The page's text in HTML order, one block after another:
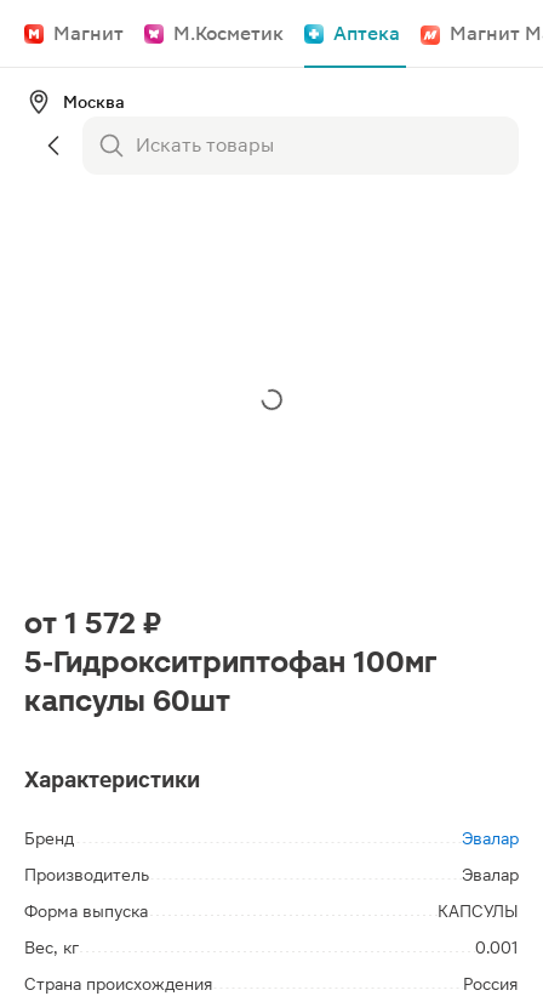
Магнит М.Косметик Аптека Магнит
Москва
от 1 572 ₽
5-Гидрокситриптофан 100мг
капсулы 60шт
Характеристики
Бренд
Эвалар
Производитель
Эвалар
Форма выпуска
КАПСУЛЫ
Вес, кг
0.001
Страна происхождения
Россия